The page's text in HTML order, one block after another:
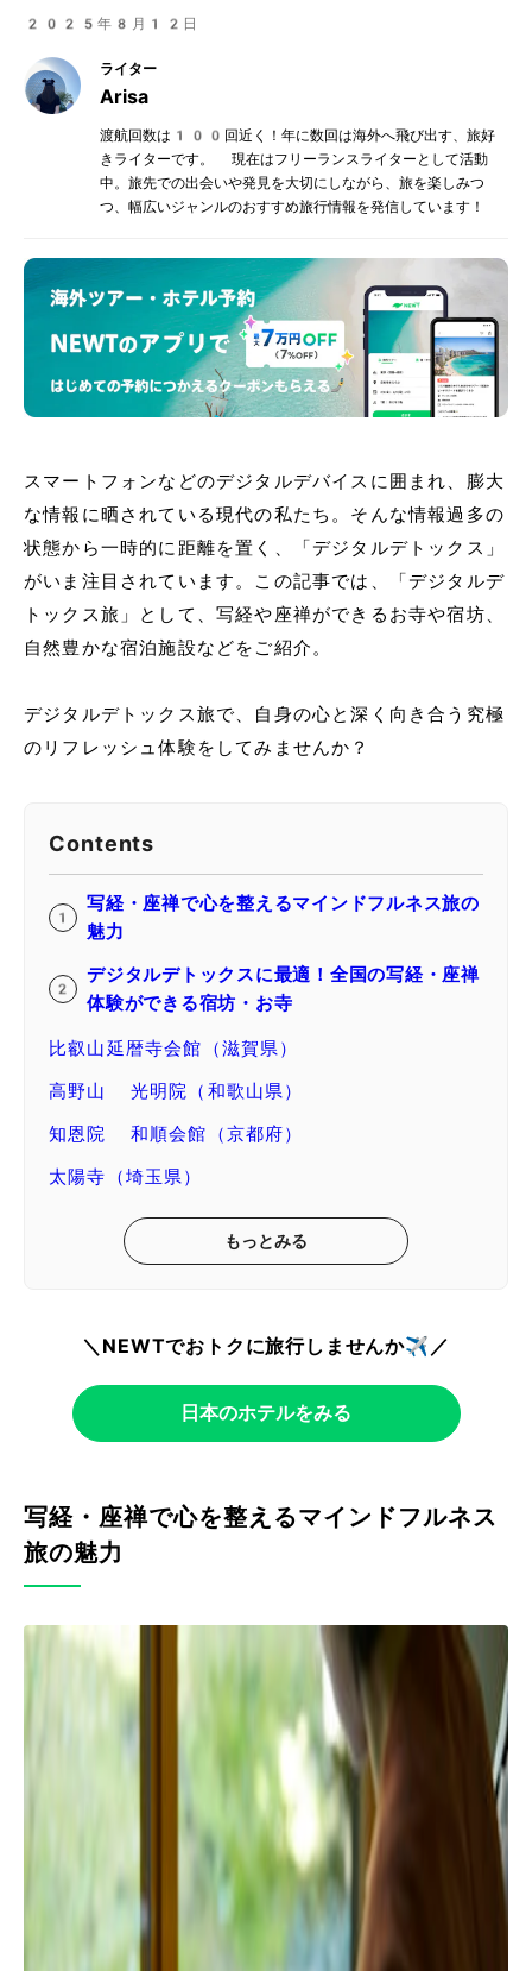
2025年8月12日
ライター
Arisa
渡航回数は100回近く！年に数回は海外へ飛び出す、旅好
きライターです。 現在はフリーランスライターとして活動
中。旅先での出会いや発見を大切にしながら、旅を楽しみつ
つ、幅広いジャンルのおすすめ旅行情報を発信しています！
スマートフォンなどのデジタルデバイスに囲まれ、膨大
な情報に晒されている現代の私たち。そんな情報過多の
状態から一時的に距離を置く、「デジタルデトックス」
がいま注目されています。この記事では、「デジタルデ
トックス旅」として、写経や座禅ができるお寺や宿坊、
自然豊かな宿泊施設などをご紹介。
デジタルデトックス旅で、自身の心と深く向き合う究極
のリフレッシュ体験をしてみませんか？
Contents
写経・座禅で心を整えるマインドフルネス旅の
魅力
デジタルデトックスに最適！全国の写経・座禅
体験ができる宿坊・お寺
比叡山延暦寺会館（滋賀県）
高野山 光明院（和歌山県）
知恩院 和順会館（京都府）
太陽寺（埼玉県）
もっとみる
＼NEWTでおトクに旅行しませんか✈️／
日本のホテルをみる
写経・座禅で心を整えるマインドフルネス
旅の魅力